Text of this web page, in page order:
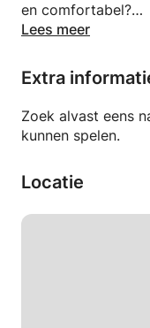
en comfortabel?
We stellen lange
Tijdens de lessen
aanmoedigend en
er beter kan, en
spelen. En nog
Lees meer
Extra
Zoek alvast eens
kunnen spelen.
Locatie